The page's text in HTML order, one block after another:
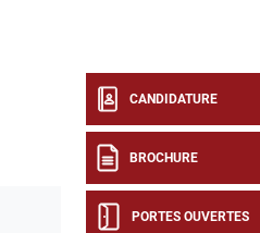
CANDIDATURE
BROCHURE
PORTES OUVERTES